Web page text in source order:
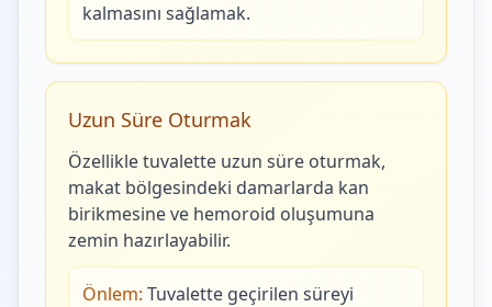
kalmasını sağlamak.
Uzun Süre Oturmak
Özellikle tuvalette uzun süre oturmak,
makat bölgesindeki damarlarda kan
birikmesine ve hemoroid oluşumuna
zemin hazırlayabilir.
Önlem: Tuvalette geçirilen süreyi